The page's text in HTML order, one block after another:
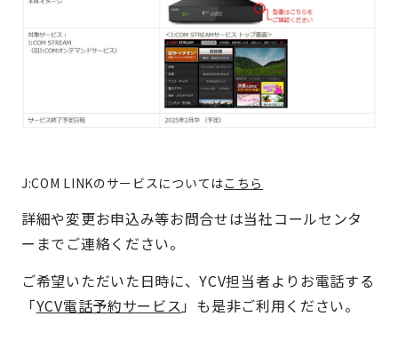
J:COM LINKのサービスについてはこちら
詳細や変更お申込み等お問合せは当社コールセンタ
ーまでご連絡ください。
ご希望いただいた日時に、YCV担当者よりお電話する
「YCV電話予約サービス」も是非ご利用ください。